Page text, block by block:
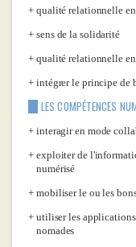
qualité relationnelle
sens de la solidarité
qualité relationnelle
intégrer le principe de
LES COMPÉTENCES
interagir en mode
exploiter de
numérisé
mobiliser le ou les
utiliser les applications
nomades